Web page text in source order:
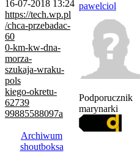
16-07-2018 13:24
https://tech.wp.pl
/chca-przebadac-
60
0-km-kw-dna-
morza-
szukaja-wraku-
pols
kiego-okretu-
62739
99885588097a
Archiwum
shoutboksa
pawelciol
Podporucznik
marynarki